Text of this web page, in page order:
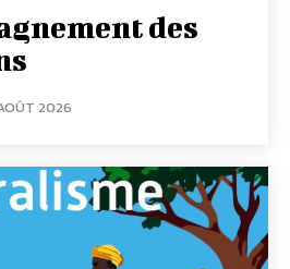
des
2026